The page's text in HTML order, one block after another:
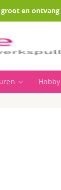
en
Hobby